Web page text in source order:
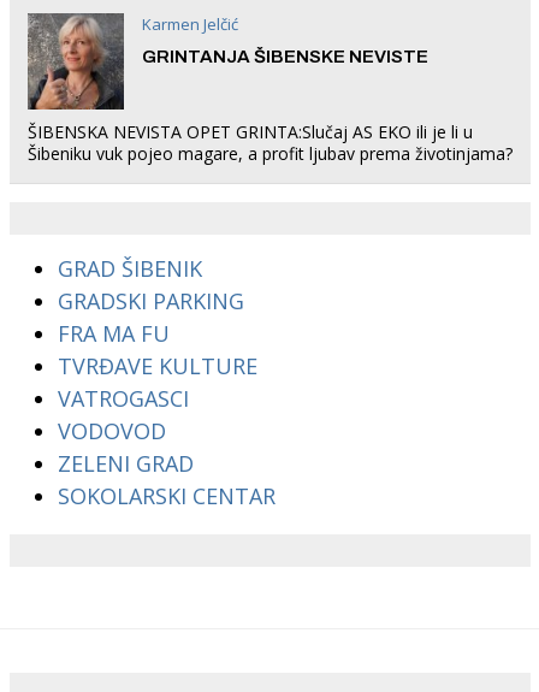
Karmen Jelčić
GRINTANJA ŠIBENSKE NEVISTE
ŠIBENSKA NEVISTA OPET GRINTA:Slučaj AS EKO ili je li u
Šibeniku vuk pojeo magare, a profit ljubav prema životinjama?
GRAD ŠIBENIK
GRADSKI PARKING
FRA MA FU
TVRĐAVE KULTURE
VATROGASCI
VODOVOD
ZELENI GRAD
SOKOLARSKI CENTAR